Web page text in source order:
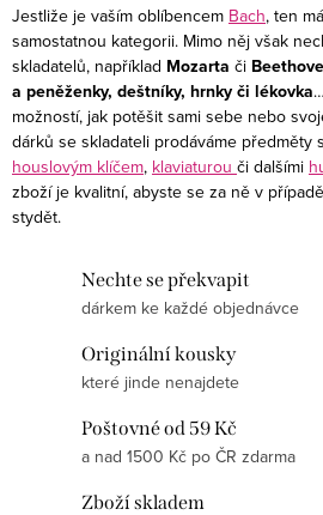
s
u
Jestliže je vaším oblíbencem Bach, ten
samostatnou kategorii. Mimo něj však
skladatelů, například Mozarta či
a peněženky, deštníky, hrnky či lékovka
možností, jak potěšit sami sebe nebo
dárků se skladateli prodáváme předměty s
houslovým klíčem, klaviaturou či dalšími
zboží je kvalitní, abyste se za ně v
stydět.
Nechte se překvapit
dárkem ke každé objednávce
Originální kousky
které jinde nenajdete
Poštovné od 59 Kč
a nad 1500 Kč po ČR zdarma
Zboží skladem